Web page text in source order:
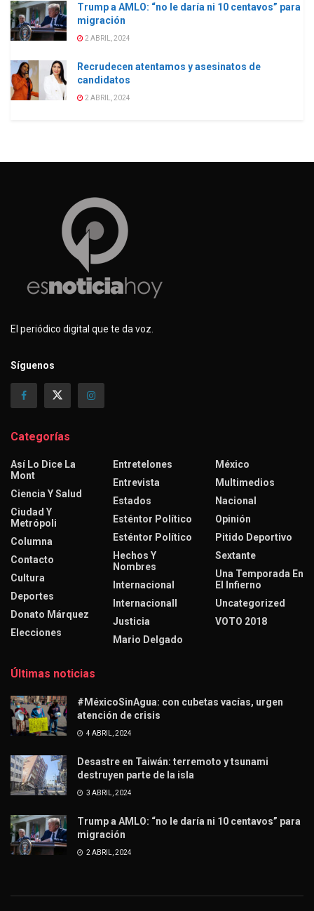
Trump a AMLO: “no le daría ni 10 centavos” para
migración
2 ABRIL, 2024
Recrudecen atentamos y asesinatos de
candidatos
2 ABRIL, 2024
El periódico digital que te da voz.
Síguenos
Categorías
Así Lo Dice La
Mont
Ciencia Y Salud
Ciudad Y
Metrópoli
Columna
Contacto
Cultura
Deportes
Donato Márquez
Elecciones
Entretelones
Entrevista
Estados
Esténtor Político
Esténtor Político
Hechos Y
Nombres
Internacional
Internacionall
Justicia
Mario Delgado
México
Multimedios
Nacional
Opinión
Pitido Deportivo
Sextante
Una Temporada En
El Infierno
Uncategorized
VOTO 2018
Últimas noticias
#MéxicoSinAgua: con cubetas vacías, urgen
atención de crisis
4 ABRIL, 2024
Desastre en Taiwán: terremoto y tsunami
destruyen parte de la isla
3 ABRIL, 2024
Trump a AMLO: “no le daría ni 10 centavos” para
migración
2 ABRIL, 2024